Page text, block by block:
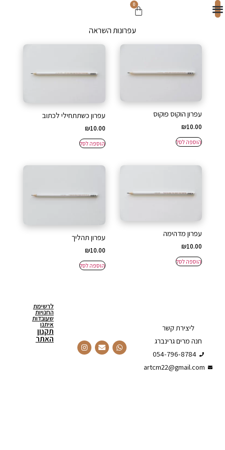
0
עפרונות השראה
עפרון הוקוס פוקוס
₪10.00
הוספה לסל
עפרון כשתתחילי לכתוב
₪10.00
הוספה לסל
עפרון מדהימה
₪10.00
הוספה לסל
עפרון תהליך
₪10.00
הוספה לסל
ליצירת קשר
חנה מרים גרינברג
054-796-8784
artcm22@gmail.com
לרשימת
החנויות
שעובדות
איתנו
תקנון
האתר